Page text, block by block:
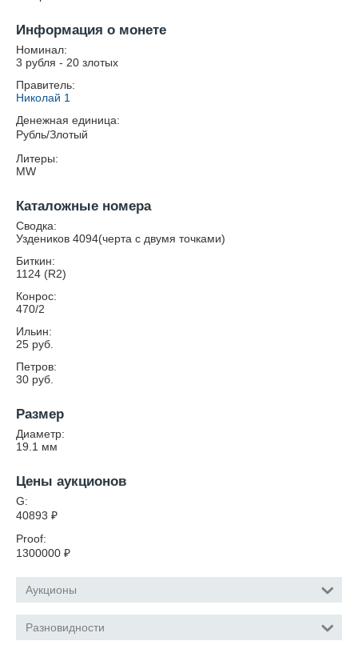
Информация о монете
Номинал:
3 рубля - 20 злотых
Правитель:
Николай 1
Денежная единица:
Рубль/Злотый
Литеры:
MW
Каталожные номера
Сводка:
Уздеников 4094(черта с двумя точками)
Биткин:
1124 (R2)
Конрос:
470/2
Ильин:
25 руб.
Петров:
30 руб.
Размер
Диаметр:
19.1 мм
Цены аукционов
G:
40893 ₽
Proof:
1300000 ₽
Аукционы
Разновидности